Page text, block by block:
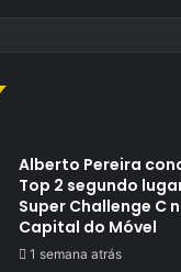
Alberto Pereira
Top 2 segundo
Super Challenge C
Capital do Móvel
1 semana atrás